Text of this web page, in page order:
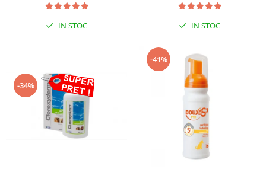
IN STOC IN STOC
-34%
-41%